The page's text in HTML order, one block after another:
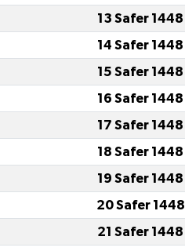
13 Safer 1448
14 Safer 1448
15 Safer 1448
16 Safer 1448
17 Safer 1448
18 Safer 1448
19 Safer 1448
20 Safer 1448
21 Safer 1448